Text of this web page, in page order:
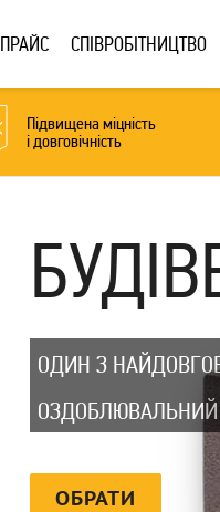
ПРАЙС СПІВРОБІТНИЦТВО
Підвищена міцність
і довговічність
ОДИН З
ОЗДОБЛЮВАЛЬНИЙ
ОБРАТИ